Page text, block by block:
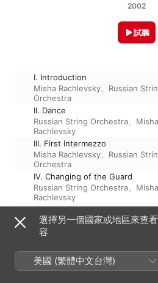
2002
試聽
I. Introduction
Misha Rachlevsky
Russian
Orchestra
II. Dance
Russian String Orchestra
Misha
Rachlevsky
III. First Intermezzo
Misha Rachlevsky
Russian
Orchestra
IV. Changing of the Guard
Russian String Orchestra
Misha
Rachlevsky
V. Carmen’s Entrance and
Russian String Orchestra、Misha
Rachlevsky
Russian String Orchestra、Misha
Rachlevsky
選擇另一個國家或地區來查
容
美國 (繁體中文台灣)